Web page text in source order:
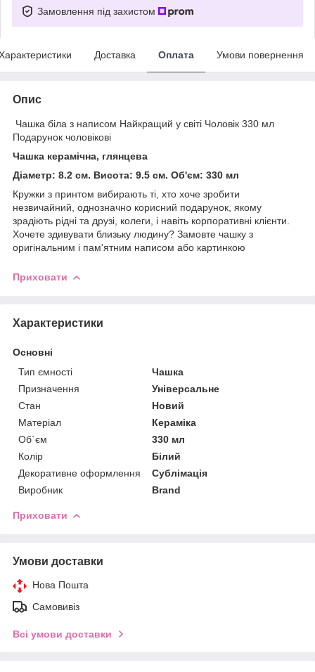
Замовлення під захистом
Доставка Оплата Умови повернення
Опис
Чашка біла з написом Найкращий у світі Чоловік 330 мл
Подарунок чоловікові
Чашка керамічна, глянцева
Діаметр: 8.2 см. Висота: 9.5 см. Об'єм: 330 мл
Кружки з принтом вибирають ті, хто хоче зробити
незвичайний, однозначно корисний подарунок, якому
зрадіють рідні та друзі, колеги, і навіть корпоративні клієнти.
Хочете здивувати близьку людину? Замовте чашку з
оригінальним і пам'ятним написом або картинкою
Приховати
Характеристики
Основні
Тип ємності
Чашка
Призначення
Універсальне
Стан
Новий
Матеріал
Кераміка
Об`єм
330 мл
Колір
Білий
Декоративне оформлення
Сублімація
Виробник
Brand
Приховати
Умови доставки
Нова Пошта
Самовивіз
Всі умови доставки